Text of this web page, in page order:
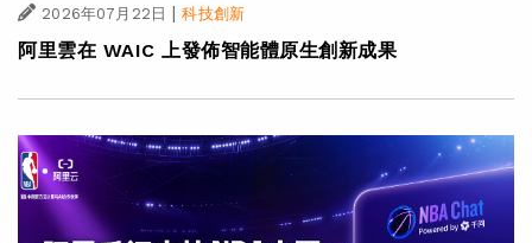
2026年07月22日 | 科技創新
阿里雲在 WAIC 上發佈智能體原生創新成果